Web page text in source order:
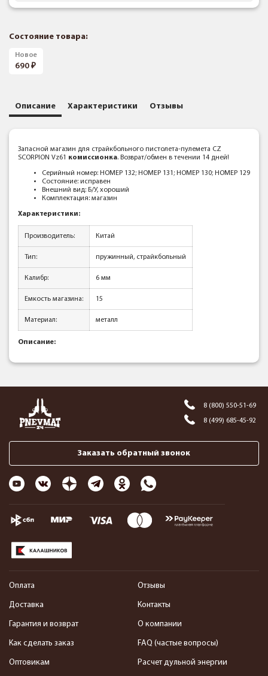
Состояние товара:
Новое
690
Описание Характеристики Отзывы
Запасной магазин для страйкбольного пистолета-пулемета CZ
SCORPION Vz61 комиссионка. Возврат/обмен в течении 14 дней!
Серийный номер: НОМЕР 132; НОМЕР 131; НОМЕР 130; НОМЕР 129
Состояние: исправен
Внешний вид: Б/У, хороший
Комплектация: магазин
Характеристики:
Производитель: Китай
Тип: пружинный, страйкбольный
Калибр: 6 мм
Емкость магазина: 15
Материал: металл
Описание:
8 (800) 550-51-69
8 (499) 685-45-92
Заказать обратный звонок
Оплата
Доставка
Гарантия и возврат
Как сделать заказ
Оптовикам
Отзывы
Контакты
О компании
FAQ (частые вопросы)
Расчет дульной энергии